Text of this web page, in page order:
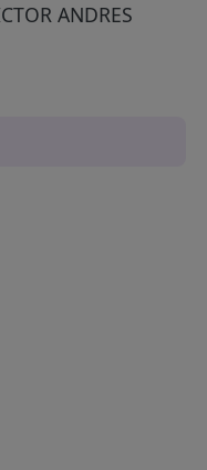
ANDRES